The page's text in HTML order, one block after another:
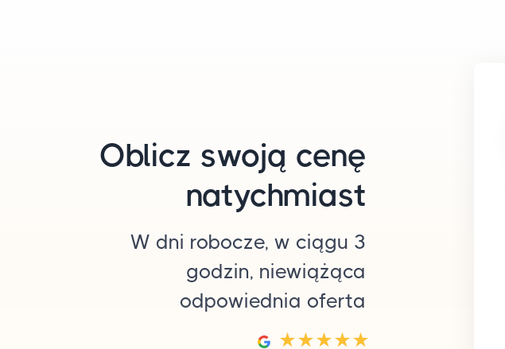
Oblicz swoją cenę
natychmiast
W dni robocze, w ciągu 3
godzin, niewiążąca
odpowiednia oferta